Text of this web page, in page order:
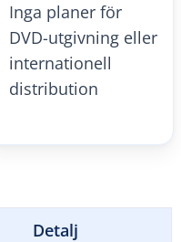
Inga planer för
DVD-utgivning eller
internationell
distribution
Detalj